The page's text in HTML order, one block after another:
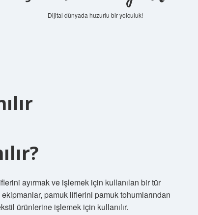
Dijital dünyada huzurlu bir yolculuk!
ayırmak ve işlemek için kullanılan bir tür
pamuk liflerini pamuk tohumlarından
ürünlerine işlemek için kullanılır.